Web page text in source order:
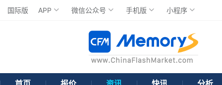
国际版 APP 微信公众号 手机版 小程序